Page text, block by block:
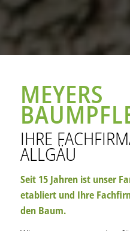
MEYERS
IHRE
ALLGÄU
Seit 15 Jahren ist unser
etabliert und Ihre
den Baum.